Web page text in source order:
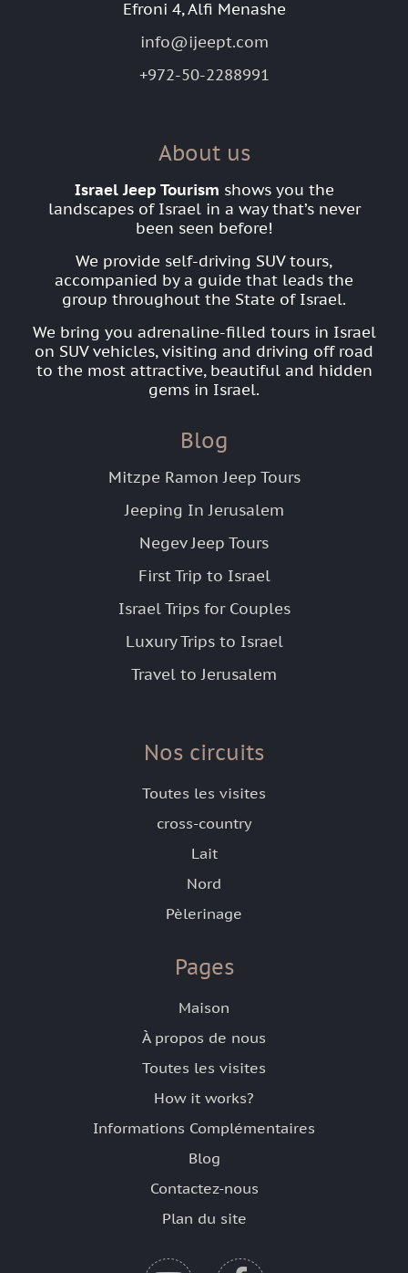
Efroni 4, Alfi Menashe
info@ijeept.com
+972-50-2288991
About us
Israel Jeep Tourism shows you the
landscapes of Israel in a way that’s never
been seen before!
We provide self-driving SUV tours,
accompanied by a guide that leads the
group throughout the State of Israel.
We bring you adrenaline-filled tours in Israel
on SUV vehicles, visiting and driving off road
to the most attractive, beautiful and hidden
gems in Israel.
Blog
Mitzpe Ramon Jeep Tours
Jeeping In Jerusalem
Negev Jeep Tours
First Trip to Israel
Israel Trips for Couples
Luxury Trips to Israel
Travel to Jerusalem
Nos circuits
Toutes les visites
cross-country
Lait
Nord
Pèlerinage
Pages
Maison
À propos de nous
Toutes les visites
How it works?
Informations Complémentaires
Blog
Contactez-nous
Plan du site